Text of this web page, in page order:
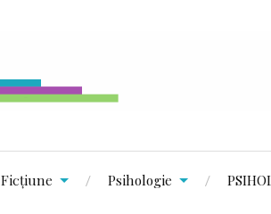
Ficțiune Psihologie